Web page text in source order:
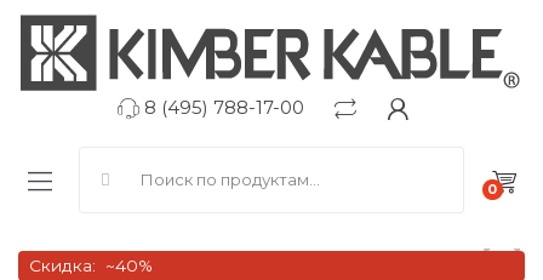
8 (495) 788-17-00
0
Скидка: ~40%